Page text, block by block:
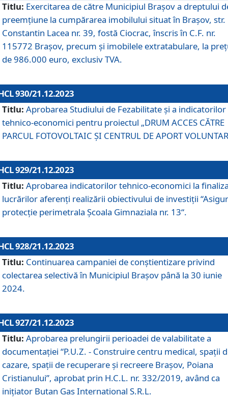
Titlu: Exercitarea de către Municipiul Brașov a dreptului
preemțiune la cumpărarea imobilului situat în Brașov, str.
Constantin Lacea nr. 39, fostă Ciocrac, înscris în C.F. nr.
115772 Brașov, precum și imobilele extratabulare, la
de 986.000 euro, exclusiv TVA.
930/21.12.2023
Titlu: Aprobarea Studiului de Fezabilitate și a indicatorilor
tehnico-economici pentru proiectul „DRUM ACCES CĂTRE
PARCUL FOTOVOLTAIC ȘI CENTRUL DE APORT
929/21.12.2023
Titlu: Aprobarea indicatorilor tehnico-economici la
lucrărilor aferenți realizării obiectivului de investiții
protecție perimetrala Școala Gimnaziala nr. 13“.
928/21.12.2023
Titlu: Continuarea campaniei de conștientizare privind
colectarea selectivă în Municipiul Braşov până la 30 iunie
2024.
927/21.12.2023
Titlu: Aprobarea prelungirii perioadei de valabilitate a
documentaţiei “P.U.Z. - Construire centru medical, spații
cazare, spații de recuperare și recreere Brașov, Poiana
Cristianului”, aprobat prin H.C.L. nr. 332/2019, având ca
inițiator Butan Gas International S.R.L.